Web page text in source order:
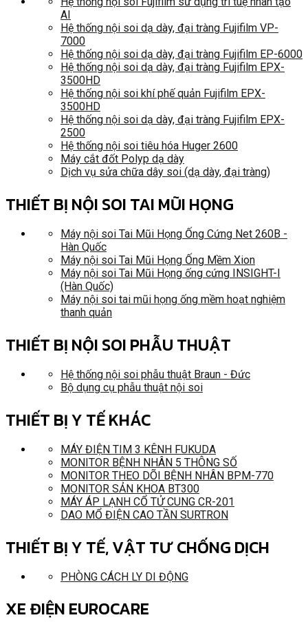
AI
Hệ thống nội soi dạ dày, đại tràng Fujifilm VP-
7000
Hệ thống nội soi dạ dày, đại tràng Fujifilm EP-6000
Hệ thống nội soi dạ dày, đại tràng Fujifilm EPX-
3500HD
Hệ thống nội soi khí phế quản Fujifilm EPX-
3500HD
Hệ thống nội soi dạ dày, đại tràng Fujifilm EPX-
2500
Hệ thống nội soi tiêu hóa Huger 2600
Máy cắt đốt Polyp dạ dày
Dịch vụ sửa chữa dây soi (dạ dày, đại tràng)
THIẾT BỊ NỘI SOI TAI MŨI HỌNG
Máy nội soi Tai Mũi Họng Ống Cứng Net 260B -
Hàn Quốc
Máy nội soi Tai Mũi Họng Ống Mềm Xion
Máy nội soi Tai Mũi Họng ống cứng INSIGHT-I
(Hàn Quốc)
Máy nội soi tai mũi họng ống mềm hoạt nghiệm
thanh quản
THIẾT BỊ NỘI SOI PHẪU THUẬT
Hệ thống nội soi phẫu thuật Braun - Đức
Bộ dụng cụ phẫu thuật nội soi
THIẾT BỊ Y TẾ KHÁC
MÁY ĐIỆN TIM 3 KÊNH FUKUDA
MONITOR BỆNH NHÂN 5 THÔNG SỐ
MONITOR THEO DÕI BỆNH NHÂN BPM-770
MONITOR SẢN KHOA BT300
MÁY ÁP LẠNH CỔ TỬ CUNG CR-201
DAO MỔ ĐIỆN CAO TẦN SURTRON
THIẾT BỊ Y TẾ, VẬT TƯ CHỐNG DỊCH
PHÒNG CÁCH LY DI ĐỘNG
XE ĐIỆN EUROCARE